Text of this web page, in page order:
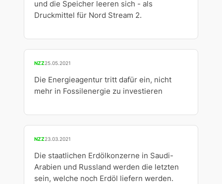
und die Speicher leeren sich - als
Druckmittel für Nord Stream 2.
NZZ25.05.2021
Die Energieagentur tritt dafür ein, nicht
mehr in Fossilenergie zu investieren
NZZ23.03.2021
Die staatlichen Erdölkonzerne in Saudi-
Arabien und Russland werden die letzten
sein, welche noch Erdöl liefern werden.